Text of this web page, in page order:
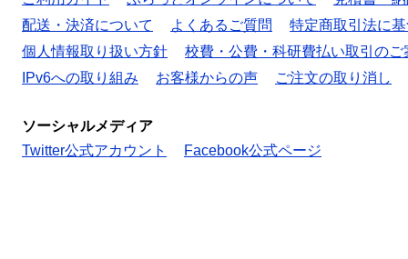
配送・決済について
よくあるご質問
特定商取引法に
個人情報取り扱い方針
校費・公費・科研費払い取引のご
IPv6への取り組み
お客様からの声 ご注文の取り消し
ソーシャルメディア
Twitter公式アカウント
Facebook公式ページ